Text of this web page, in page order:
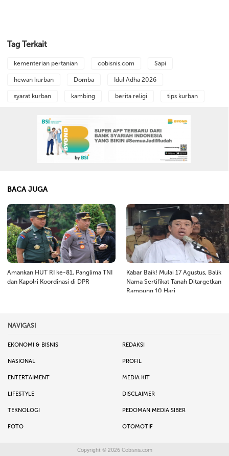
Tag Terkait
kementerian pertanian cobisnis.com Sapi
hewan kurban Domba Idul Adha 2026
syarat kurban kambing berita religi tips kurban
BACA JUGA
Amankan HUT RI ke-81, Panglima TNI
dan Kapolri Koordinasi di DPR
Kabar Baik! Mulai 17 Agustus, Balik
Nama Sertifikat Tanah Ditargetkan
Rampung 10 Hari
NAVIGASI
EKONOMI & BISNIS REDAKSI
NASIONAL PROFIL
ENTERTAIMENT MEDIA KIT
LIFESTYLE DISCLAIMER
TEKNOLOGI PEDOMAN MEDIA SIBER
FOTO OTOMOTIF
Copyright © 2026 Cobisnis.com